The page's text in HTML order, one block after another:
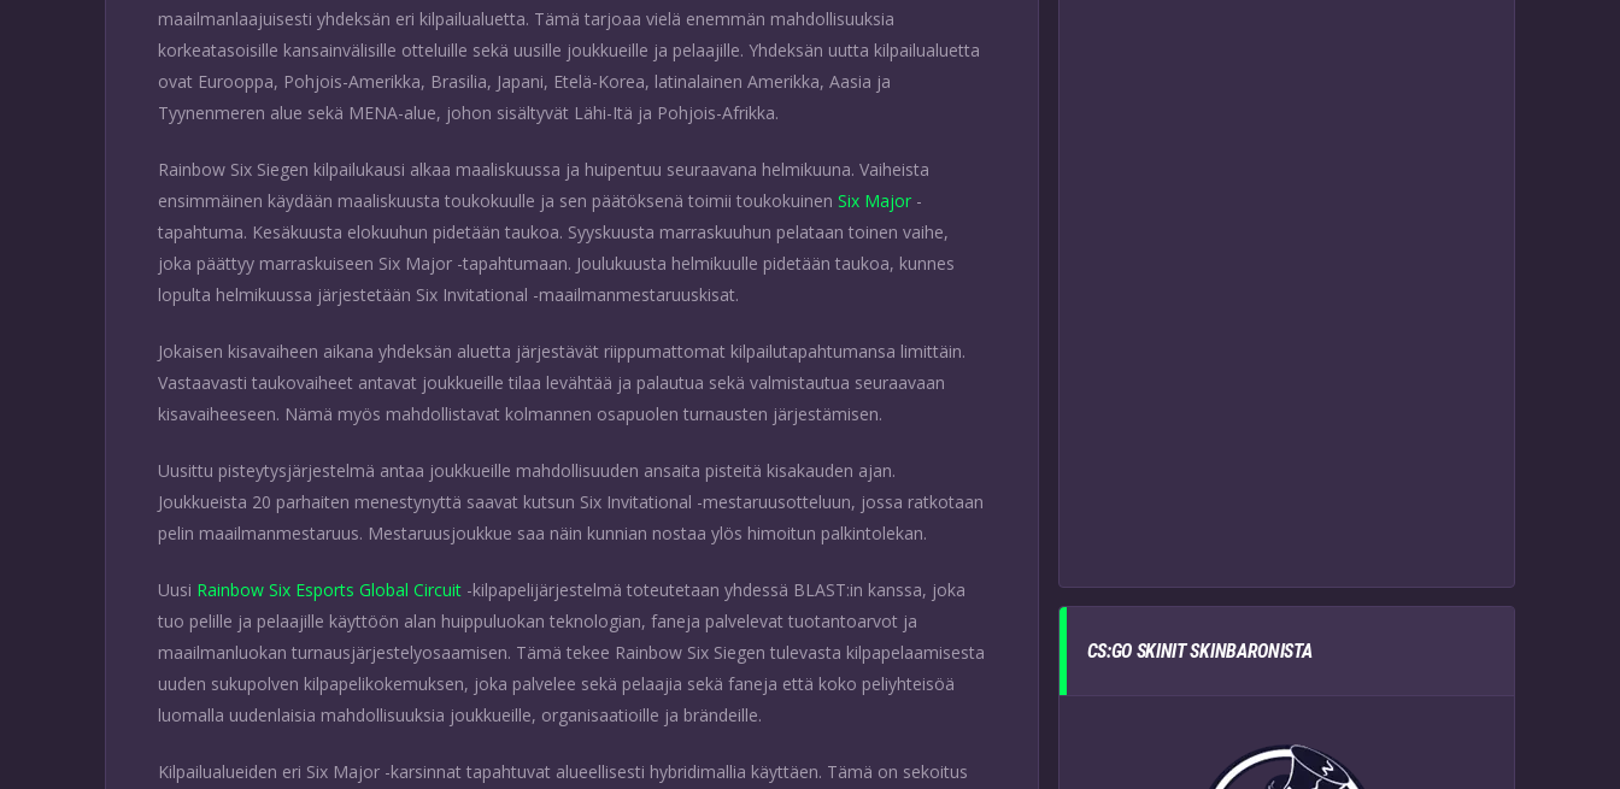
maailmanlaajuisesti yhdeksän eri kilpailualuetta. Tämä tarjoaa vielä enemmän mahdollisuuksia
korkeatasoisille kansainvälisille otteluille sekä uusille joukkueille ja pelaajille. Yhdeksän uutta kilpailualuetta
ovat Eurooppa, Pohjois-Amerikka, Brasilia, Japani, Etelä-Korea, latinalainen Amerikka, Aasia ja
Tyynenmeren alue sekä MENA-alue, johon sisältyvät Lähi-Itä ja Pohjois-Afrikka.
Rainbow Six Siegen kilpailukausi alkaa maaliskuussa ja huipentuu seuraavana helmikuuna. Vaiheista
ensimmäinen käydään maaliskuusta toukokuulle ja sen päätöksenä toimii toukokuinen Six Major -
tapahtuma. Kesäkuusta elokuuhun pidetään taukoa. Syyskuusta marraskuuhun pelataan toinen vaihe,
joka päättyy marraskuiseen Six Major -tapahtumaan. Joulukuusta helmikuulle pidetään taukoa, kunnes
lopulta helmikuussa järjestetään Six Invitational -maailmanmestaruuskisat.
Jokaisen kisavaiheen aikana yhdeksän aluetta järjestävät riippumattomat kilpailutapahtumansa limittäin.
Vastaavasti taukovaiheet antavat joukkueille tilaa levähtää ja palautua sekä valmistautua seuraavaan
kisavaiheeseen. Nämä myös mahdollistavat kolmannen osapuolen turnausten järjestämisen.
Uusittu pisteytysjärjestelmä antaa joukkueille mahdollisuuden ansaita pisteitä kisakauden ajan.
Joukkueista 20 parhaiten menestynyttä saavat kutsun Six Invitational -mestaruusotteluun, jossa ratkotaan
pelin maailmanmestaruus. Mestaruusjoukkue saa näin kunnian nostaa ylös himoitun palkintolekan.
Uusi Rainbow Six Esports Global Circuit -kilpapelijärjestelmä toteutetaan yhdessä BLAST:in kanssa, joka
tuo pelille ja pelaajille käyttöön alan huippuluokan teknologian, faneja palvelevat tuotantoarvot ja
maailmanluokan turnausjärjestelyosaamisen. Tämä tekee Rainbow Six Siegen tulevasta kilpapelaamisesta
uuden sukupolven kilpapelikokemuksen, joka palvelee sekä pelaajia sekä faneja että koko peliyhteisöä
luomalla uudenlaisia mahdollisuuksia joukkueille, organisaatioille ja brändeille.
Kilpailualueiden eri Six Major -karsinnat tapahtuvat alueellisesti hybridimallia käyttäen. Tämä on sekoitus
CS:GO SKINIT SKINBARONISTA